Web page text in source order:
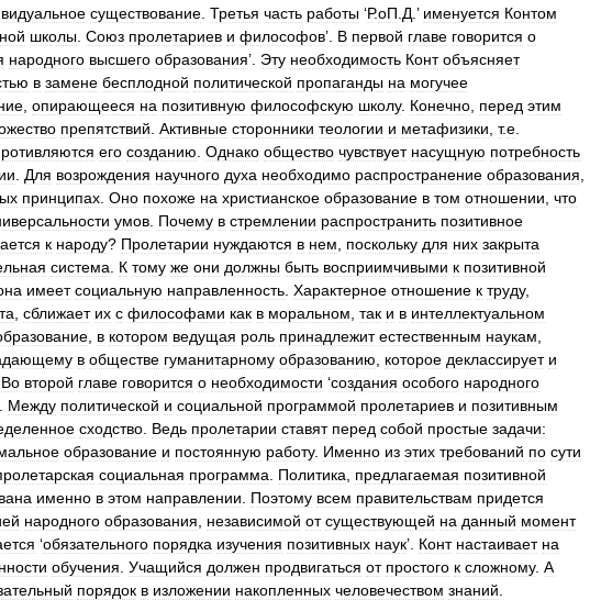
существование Третья часть работы ‘Р.оП Д .’ именуется Контом
школы Союз пролетариев и философов’. В первой главе говорится о
народного высшего образования’. Эту необходимость Конт объясняет
в замене бесплодной политической пропаганды на могучее
опирающееся на позитивную философскую школу. Конечно перед этим
препятствий Активные сторонники теологии и метафизики т.е
его созданию Однако общество чувствует насущную потребность
Для возрождения научного духа необходимо распространение образования
принципах Оно похоже на христианское образование в том отношении что
умов Почему в стремлении распространить позитивное
к народу? Пролетарии нуждаются в нем поскольку для них закрыта
система К тому же они должны быть восприимчивыми к позитивной
имеет социальную направленность Характерное отношение к труду,
сближает их с философами как в моральном так и в интеллектуальном
в котором ведущая роль принадлежит естественным наукам
в обществе гуманитарному образованию которое деклассирует и
Во второй главе говорится о необходимости ‘создания особого народного
Между политической и социальной программой пролетариев и позитивным
сходство Ведь пролетарии ставят перед собой простые задачи:
образование и постоянную работу. Именно из этих требований по сути
социальная программа Политика предлагаемая позитивной
именно в этом направлении Поэтому всем правительствам придется
народного образования независимой от существующей на данный момент
‘обязательного порядка изучения позитивных наук’. Конт настаивает на
обучения Учащийся должен продвигаться от простого к сложному. А
порядок в изложении накопленных человечеством знаний